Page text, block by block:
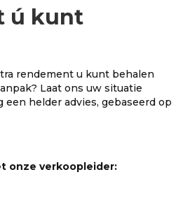
ú kunt
rendement u kunt behalen
Laat ons uw situatie
helder advies, gebaseerd op
onze verkoopleider: